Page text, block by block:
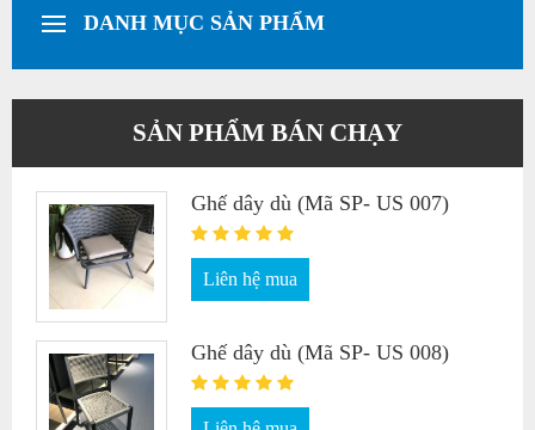
DANH MỤC SẢN PHẨM
SẢN PHẨM BÁN CHẠY
Ghế dây dù (Mã SP- US 007)
Liên hệ mua
Ghế dây dù (Mã SP- US 008)